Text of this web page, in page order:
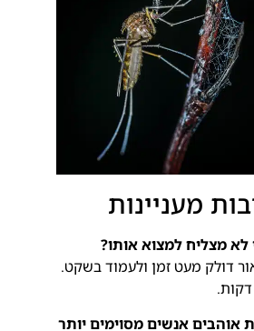
מעניינות
מצליח למצוא אותו?
דולק מעט זמן ולעמוד בשקט.
דקות.
אנשים מסוימים יותר